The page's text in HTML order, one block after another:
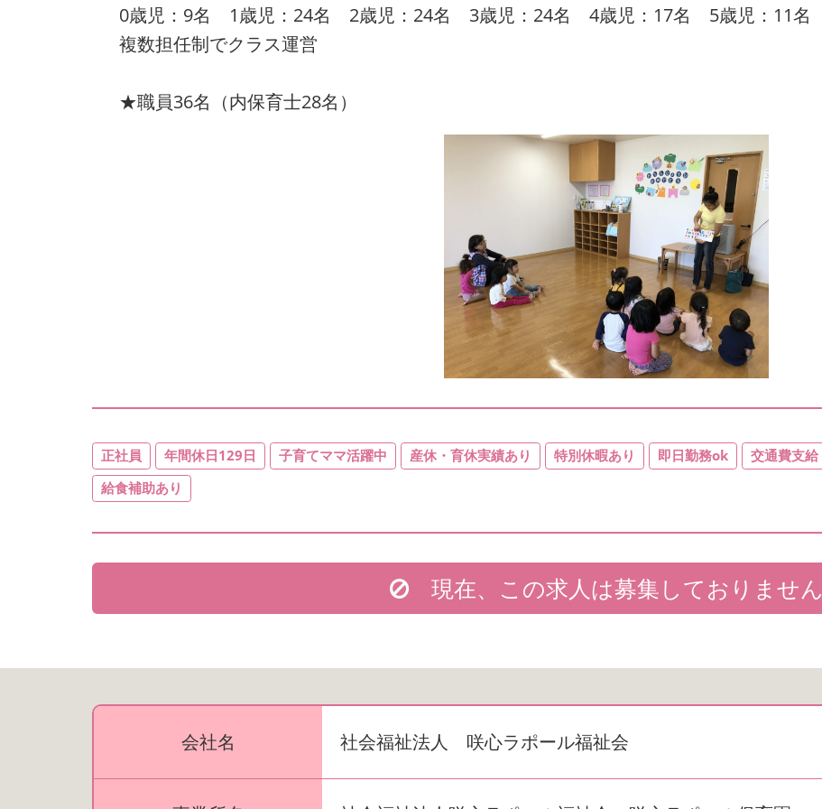
0歳児：9名 1歳児：24名 2歳児：24名 3歳児：24名 4歳児：17名 5歳児：11名
複数担任制でクラス運営
★職員36名（内保育士28名）
正社員 年間休日129日 子育てママ活躍中 産休・育休実績あり 特別休暇あり 即日勤務ok 交通費支給
給食補助あり
現在、この求人は募集しておりません
会社名 社会福祉法人 咲心ラポール福祉会